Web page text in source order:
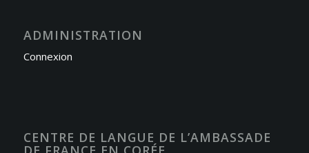
ADMINISTRATION
Connexion
CENTRE DE LANGUE DE L’AMBASSADE